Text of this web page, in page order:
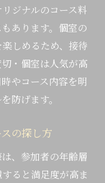
ジナルのコース料
あります。個室の
しめるため、接待
・個室は人気が高
やコース内容を明
防げます。
の探し方
、参加者の年齢層
ると満足度が高ま